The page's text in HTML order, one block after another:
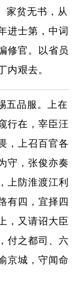
家贫无书，从
进士第，中词
修官。以省员
内艰去。
五品服。上在
行在，宰臣汪
，上召百官各
守，张俊亦奏
上防淮渡江利
有四，宜择四
，又请诏大臣
付之都司、六
京城，守闻命